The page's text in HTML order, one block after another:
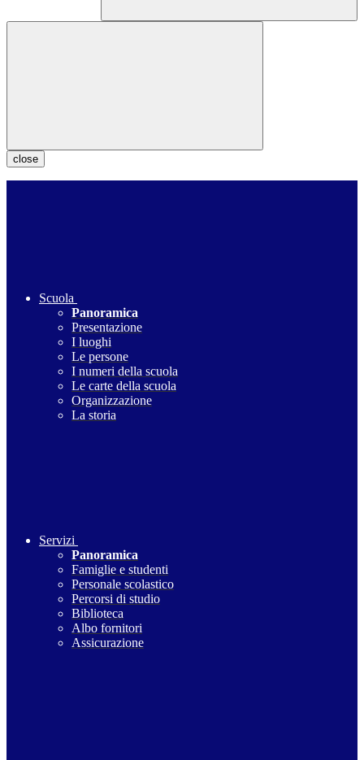
close
Scuola
Panoramica
Presentazione
I luoghi
Le persone
I numeri della scuola
Le carte della scuola
Organizzazione
La storia
Servizi
Panoramica
Famiglie e studenti
Personale scolastico
Percorsi di studio
Biblioteca
Albo fornitori
Assicurazione